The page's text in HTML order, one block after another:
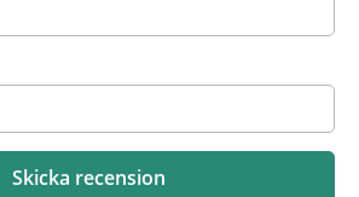
Skicka recension